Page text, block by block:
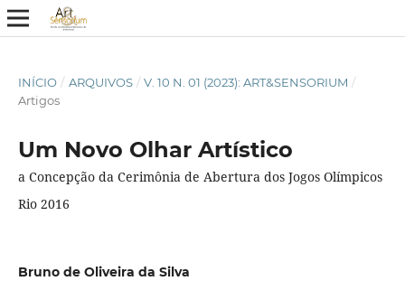
INÍCIO / ARQUIVOS / V. 10 N. 01 (2023): ART&SENSORIUM /
Artigos
Um Novo Olhar Artístico
a Concepção da Cerimônia de Abertura dos Jogos Olímpicos
Rio 2016
Bruno de Oliveira da Silva